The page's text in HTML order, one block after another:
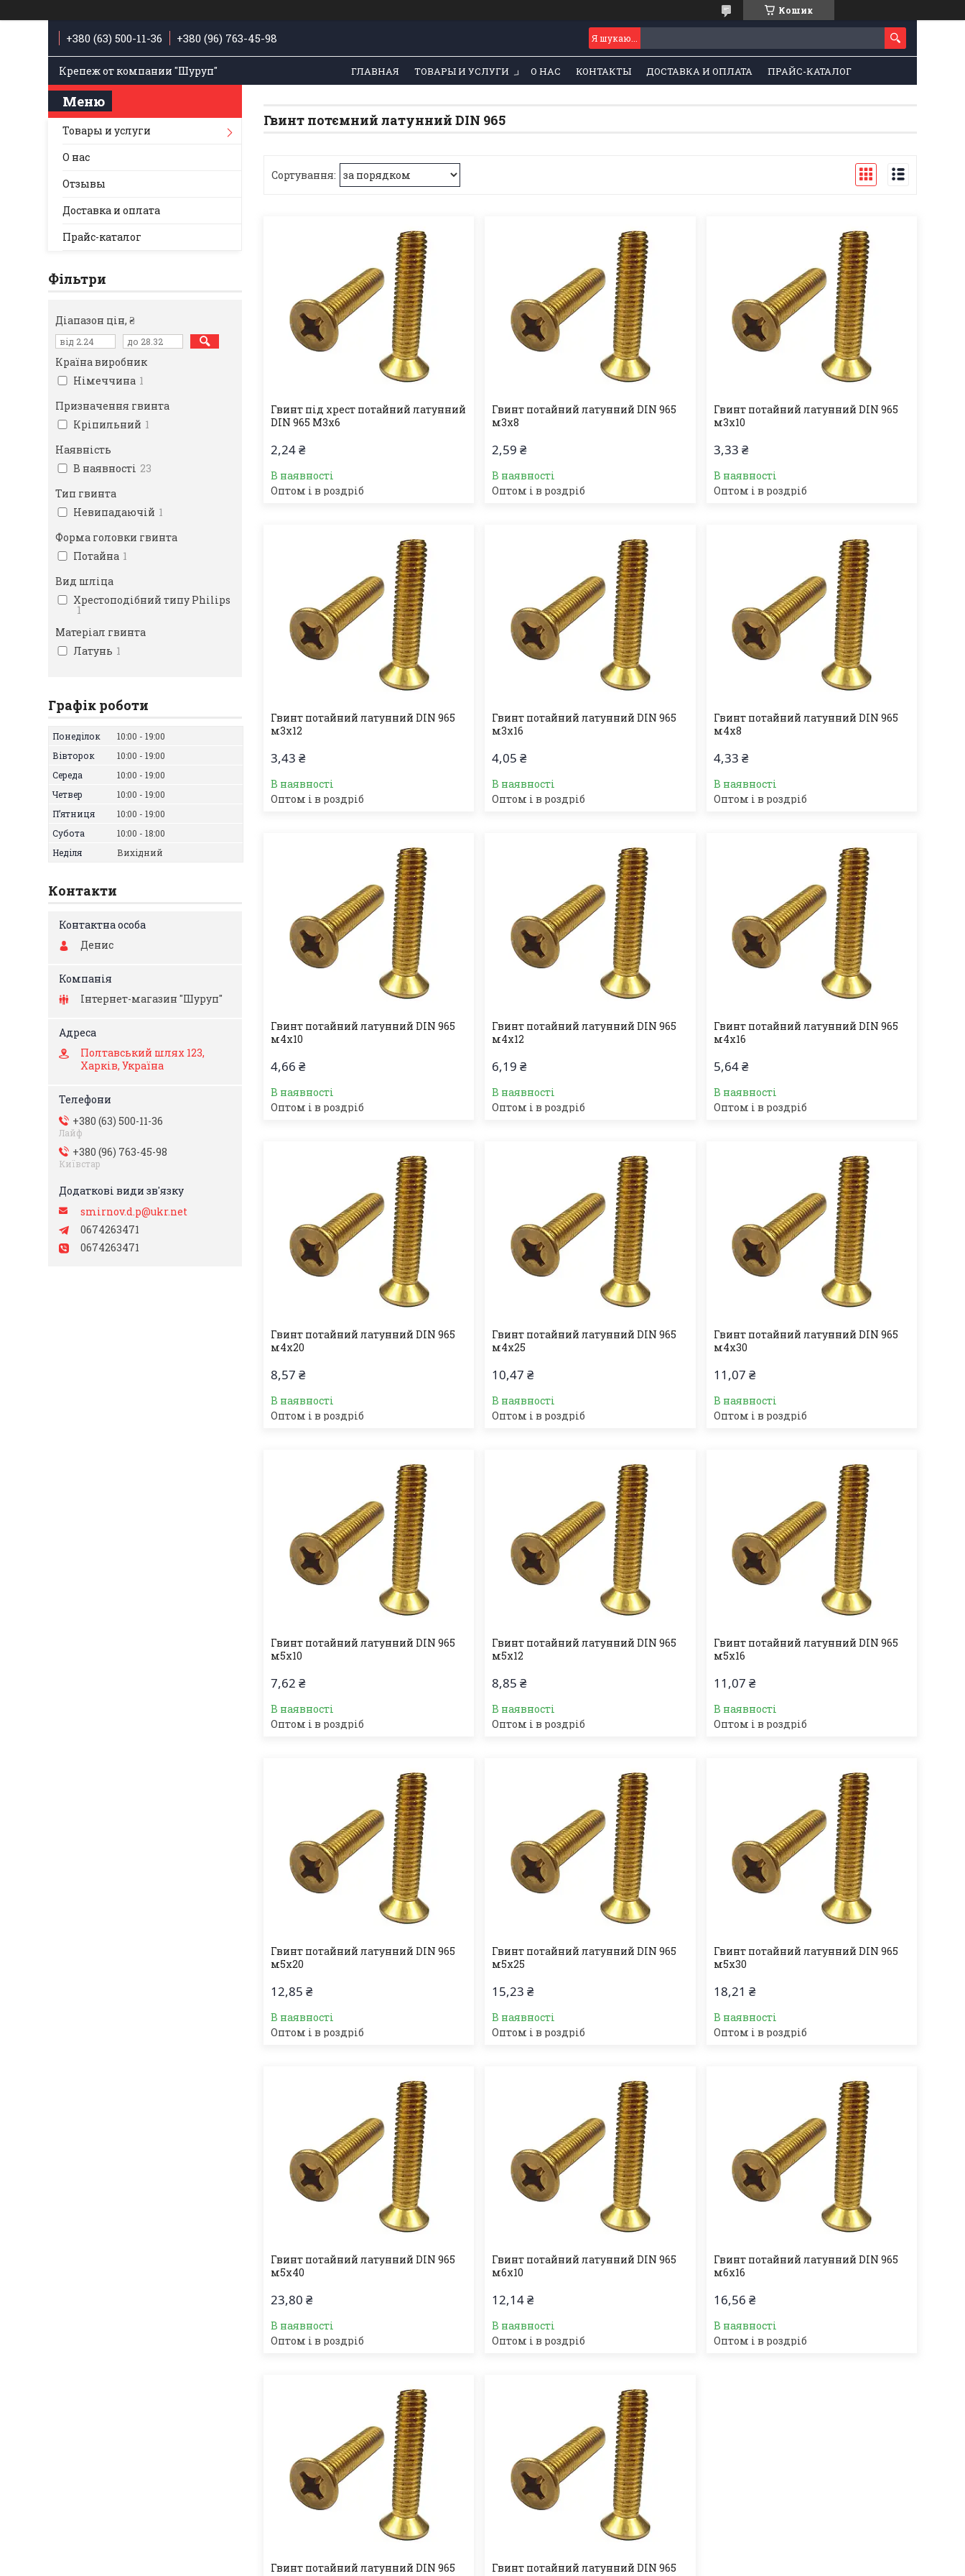
Кошик
+380 (63) 500-11-36 +380 (96) 763-45-98
Крепеж от компании "Шуруп" ГЛАВНАЯ ТОВАРЫ И УСЛУГИ О НАС КОНТАКТЫ ДОСТАВКА И ОПЛАТА ПРАЙС-КАТАЛОГ
Гвинт потємний латунний DIN 965
Гвинт під хрест потайний латунний
DIN 965 М3х6
2,24 ₴
В наявності
Оптом і в роздріб
Гвинт потайний латунний DIN 965
м3х8
2,59 ₴
В наявності
Оптом і в роздріб
Гвинт потайний латунний DIN 965
м3х10
3,33 ₴
В наявності
Оптом і в роздріб
Гвинт потайний латунний DIN 965
м3х12
3,43 ₴
В наявності
Оптом і в роздріб
Гвинт потайний латунний DIN 965
м3х16
4,05 ₴
В наявності
Оптом і в роздріб
Гвинт потайний латунний DIN 965
м4х8
4,33 ₴
В наявності
Оптом і в роздріб
Гвинт потайний латунний DIN 965
м4х10
4,66 ₴
В наявності
Оптом і в роздріб
Гвинт потайний латунний DIN 965
м4х12
6,19 ₴
В наявності
Оптом і в роздріб
Гвинт потайний латунний DIN 965
м4х16
5,64 ₴
В наявності
Оптом і в роздріб
Гвинт потайний латунний DIN 965
м4х20
8,57 ₴
В наявності
Оптом і в роздріб
Гвинт потайний латунний DIN 965
м4х25
10,47 ₴
В наявності
Оптом і в роздріб
Гвинт потайний латунний DIN 965
м4х30
11,07 ₴
В наявності
Оптом і в роздріб
Гвинт потайний латунний DIN 965
м5х10
7,62 ₴
В наявності
Оптом і в роздріб
Гвинт потайний латунний DIN 965
м5х12
8,85 ₴
В наявності
Оптом і в роздріб
Гвинт потайний латунний DIN 965
м5х16
11,07 ₴
В наявності
Оптом і в роздріб
Гвинт потайний латунний DIN 965
м5х20
12,85 ₴
В наявності
Оптом і в роздріб
Гвинт потайний латунний DIN 965
м5х25
15,23 ₴
В наявності
Оптом і в роздріб
Гвинт потайний латунний DIN 965
м5х30
18,21 ₴
В наявності
Оптом і в роздріб
Гвинт потайний латунний DIN 965
м5х40
23,80 ₴
В наявності
Оптом і в роздріб
Гвинт потайний латунний DIN 965
м6х10
12,14 ₴
В наявності
Оптом і в роздріб
Гвинт потайний латунний DIN 965
м6х16
16,56 ₴
В наявності
Оптом і в роздріб
Гвинт потайний латунний DIN 965
Гвинт потайний латунний DIN 965
Товары и услуги
О нас
Отзывы
Доставка и оплата
Прайс-каталог
Фільтри
Діапазон цін, ₴
Країна виробник
Німеччина 1
Призначення гвинта
Кріпильний 1
Наявність
В наявності 23
Тип гвинта
Невипадаючій 1
Форма головки гвинта
Потайна 1
Вид шліца
Хрестоподібний типу Philips
1
Матеріал гвинта
Латунь 1
Графік роботи
Понеділок 10:00
19:00
Вівторок
10:00
19:00
Середа
10:00
19:00
Четвер
10:00
19:00
Пʼятниця
10:00
19:00
Субота
10:00
18:00
Неділя
Вихідний
Контакти
Денис
Інтернет-магазин "Шуруп"
Полтавський шлях 123,
Харків, Україна
+380 (63) 500-11-36
Лайф
+380 (96) 763-45-98
Київстар
smirnov.d.p@ukr.net
0674263471
0674263471